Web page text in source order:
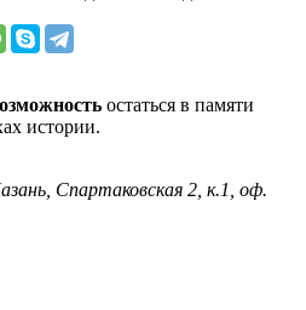
остаться в памяти
истории.
Спартаковская 2, к.1, оф.